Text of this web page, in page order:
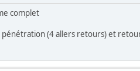
complet
(4 allers retours) et